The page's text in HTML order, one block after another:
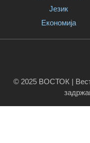
Језик
Економија
© 2025 ВОСТОК |